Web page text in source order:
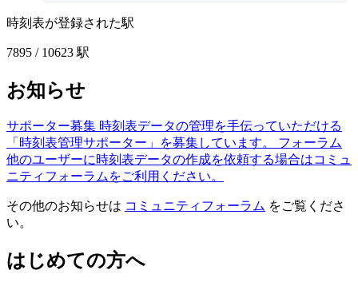
時刻表が登録された駅
7895 / 10623 駅
お知らせ
サポーター募集 時刻表データの管理を手伝っていただける
「時刻表管理サポーター」を募集しています。
フォーラム
他のユーザーに時刻表データの作成を依頼する場合はコミュ
ニティフォーラムをご利用ください。
その他のお知らせは コミュニティフォーラム をご覧くださ
い。
はじめての方へ